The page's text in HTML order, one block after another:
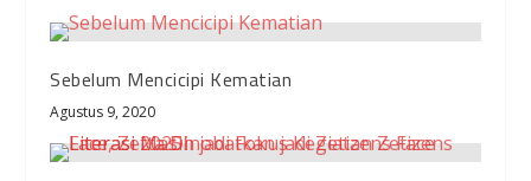
Sebelum Mencicipi Kematian
Agustus 9, 2020